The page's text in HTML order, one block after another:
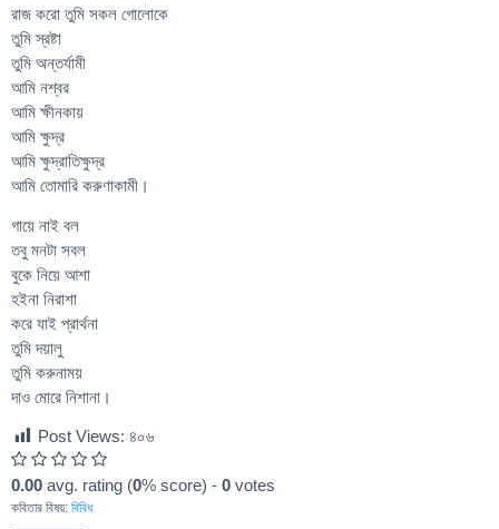
রাজ করো তুমি সকল গোলোকে
তুমি স্রষ্টা
তুমি অন্তর্যামী
আমি নশ্বর
আমি ক্ষীনকায়
আমি ক্ষুদ্র
আমি ক্ষুদ্রাতিক্ষুদ্র
আমি তোমারি করুণাকামী।
গায়ে নাই বল
তবু মনটা সবল
বুকে নিয়ে আশা
হইনা নিরাশা
করে যাই প্রার্থনা
তুমি দয়ালু
তুমি করুনাময়
দাও মোরে নিশানা।
Post Views: ৪০৬
0.00 avg. rating (0% score) - 0 votes
কবিতার বিষয়: বিবিধ